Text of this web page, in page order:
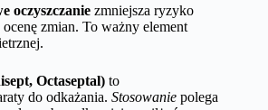
oczyszczanie zmniejsza ryzyko
ocenę zmian. To ważny element
Octaseptal) to
do odkażania. Stosowanie polega